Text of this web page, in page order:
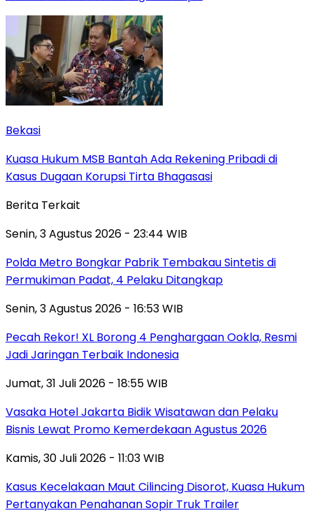
Bekasi
Kuasa Hukum MSB Bantah Ada Rekening Pribadi di
Kasus Dugaan Korupsi Tirta Bhagasasi
Berita Terkait
Senin, 3 Agustus 2026 - 23:44 WIB
Polda Metro Bongkar Pabrik Tembakau Sintetis di
Permukiman Padat, 4 Pelaku Ditangkap
Senin, 3 Agustus 2026 - 16:53 WIB
Pecah Rekor! XL Borong 4 Penghargaan Ookla, Resmi
Jadi Jaringan Terbaik Indonesia
Jumat, 31 Juli 2026 - 18:55 WIB
Vasaka Hotel Jakarta Bidik Wisatawan dan Pelaku
Bisnis Lewat Promo Kemerdekaan Agustus 2026
Kamis, 30 Juli 2026 - 11:03 WIB
Kasus Kecelakaan Maut Cilincing Disorot, Kuasa Hukum
Pertanyakan Penahanan Sopir Truk Trailer